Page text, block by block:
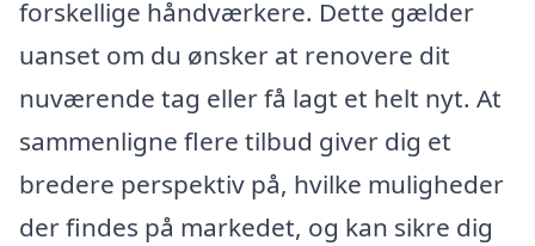
forskellige håndværkere. Dette gælder
uanset om du ønsker at renovere dit
nuværende tag eller få lagt et helt nyt. At
sammenligne flere tilbud giver dig et
bredere perspektiv på, hvilke muligheder
der findes på markedet, og kan sikre dig